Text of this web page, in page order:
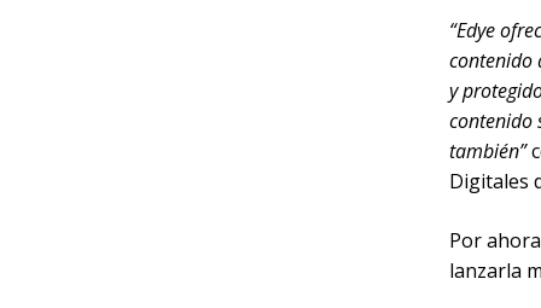
“Edye
contenido
y
contenido
también”
Digitales
Por
lanzarla